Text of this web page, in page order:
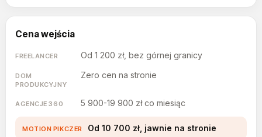
Cena wejścia
Od 1 200 zł, bez górnej granicy
Zero cen na stronie
5 900-19 900 zł co miesiąc
Od 10 700 zł, jawnie na stronie